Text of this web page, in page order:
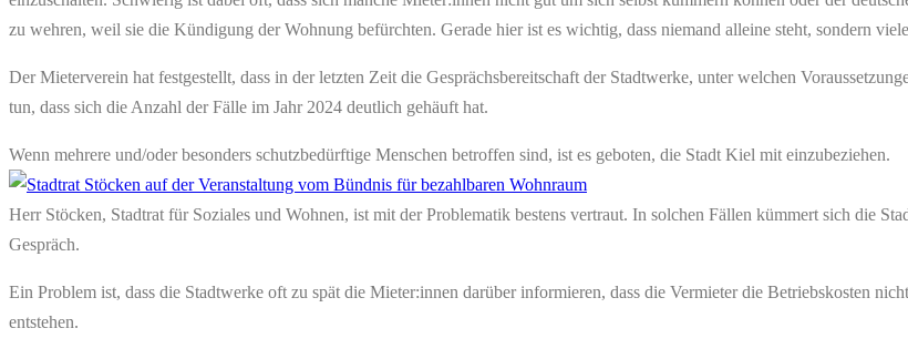
zu wehren, weil sie die Kündigung der Wohnung befürchten. Gerade hier ist es wichtig, dass niemand alleine steht, sondern
Der Mieterverein hat festgestellt, dass in der letzten Zeit die Gesprächsbereitschaft der Stadtwerke, unter welchen
tun, dass sich die Anzahl der Fälle im Jahr 2024 deutlich gehäuft hat.
Wenn mehrere und/oder besonders schutzbedürftige Menschen betroffen sind, ist es geboten, die Stadt Kiel mit einzubeziehen.
Herr Stöcken, Stadtrat für Soziales und Wohnen, ist mit der Problematik bestens vertraut. In solchen Fällen kümmert sich die
Gespräch.
Ein Problem ist, dass die Stadtwerke oft zu spät die Mieter:innen darüber informieren, dass die Vermieter die Betriebskosten
entstehen.